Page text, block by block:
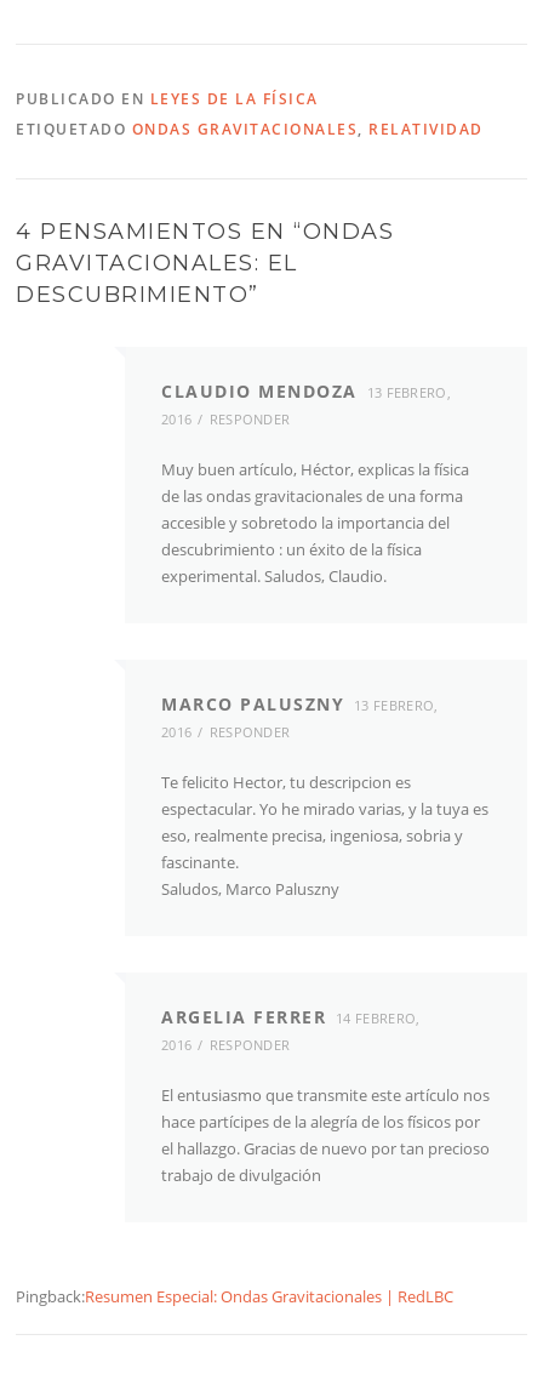
PUBLICADO EN LEYES DE LA FÍSICA
ETIQUETADO ONDAS GRAVITACIONALES, RELATIVIDAD
4 PENSAMIENTOS EN “ONDAS
GRAVITACIONALES: EL
DESCUBRIMIENTO”
CLAUDIO MENDOZA
13 FEBRERO,
2016
RESPONDER
Muy buen artículo, Héctor, explicas la física
de las ondas gravitacionales de una forma
accesible y sobretodo la importancia del
descubrimiento : un éxito de la física
experimental. Saludos, Claudio.
MARCO PALUSZNY
13 FEBRERO,
2016
RESPONDER
Te felicito Hector, tu descripcion es
espectacular. Yo he mirado varias, y la tuya es
eso, realmente precisa, ingeniosa, sobria y
fascinante.
Saludos, Marco Paluszny
ARGELIA FERRER
14 FEBRERO,
2016
RESPONDER
El entusiasmo que transmite este artículo nos
hace partícipes de la alegría de los físicos por
el hallazgo. Gracias de nuevo por tan precioso
trabajo de divulgación
Pingback:Resumen Especial: Ondas Gravitacionales | RedLBC